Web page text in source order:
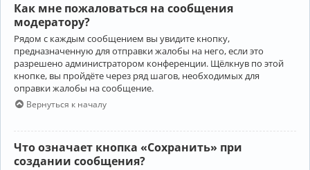
Как мне пожаловаться на сообщения
модератору?
Рядом с каждым сообщением вы увидите кнопку,
предназначенную для отправки жалобы на него, если это
разрешено администратором конференции. Щёлкнув по этой
кнопке, вы пройдёте через ряд шагов, необходимых для
оправки жалобы на сообщение.
Вернуться к началу
Что означает кнопка «Сохранить» при
создании сообщения?